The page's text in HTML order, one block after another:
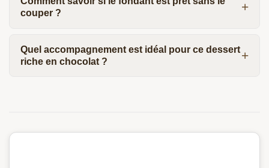
couper ?
Quel accompagnement est idéal pour ce dessert
riche en chocolat ?